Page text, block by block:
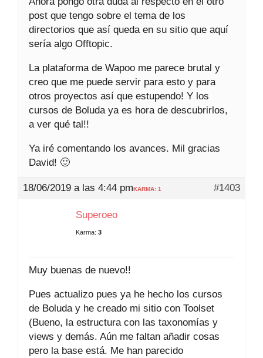
post que tengo sobre el tema de los
directorios que así queda en su sitio que aquí
sería algo Offtopic.
La plataforma de Wapoo me parece brutal y
creo que me puede servir para esto y para
otros proyectos así que estupendo! Y los
cursos de Boluda ya es hora de descubrirlos,
a ver qué tal!!
Ya iré comentando los avances. Mil gracias
David! 🙂
18/06/2019 a las 4:44 pm #1403
KARMA: 1
Superoeo
Karma: 3
Muy buenas de nuevo!!
Pues actualizo pues ya he hecho los cursos
de Boluda y he creado mi sitio con Toolset
(Bueno, la estructura con las taxonomías y
views y demás. Aún me faltan añadir cosas
pero la base está. Me han parecido